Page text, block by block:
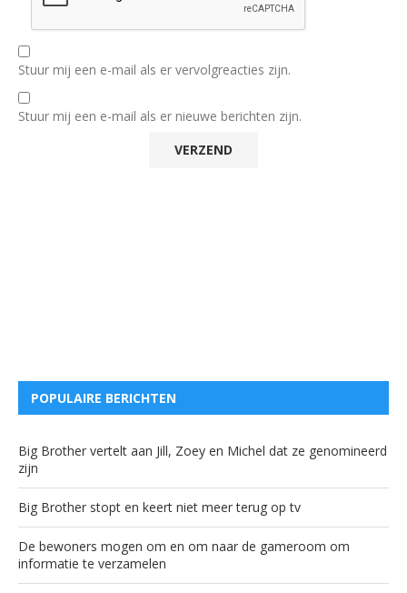
Stuur mij een e-mail als er vervolgreacties zijn.
Stuur mij een e-mail als er nieuwe berichten zijn.
POPULAIRE BERICHTEN
Big Brother vertelt aan Jill, Zoey en Michel dat ze genomineerd
zijn
Big Brother stopt en keert niet meer terug op tv
De bewoners mogen om en om naar de gameroom om
informatie te verzamelen